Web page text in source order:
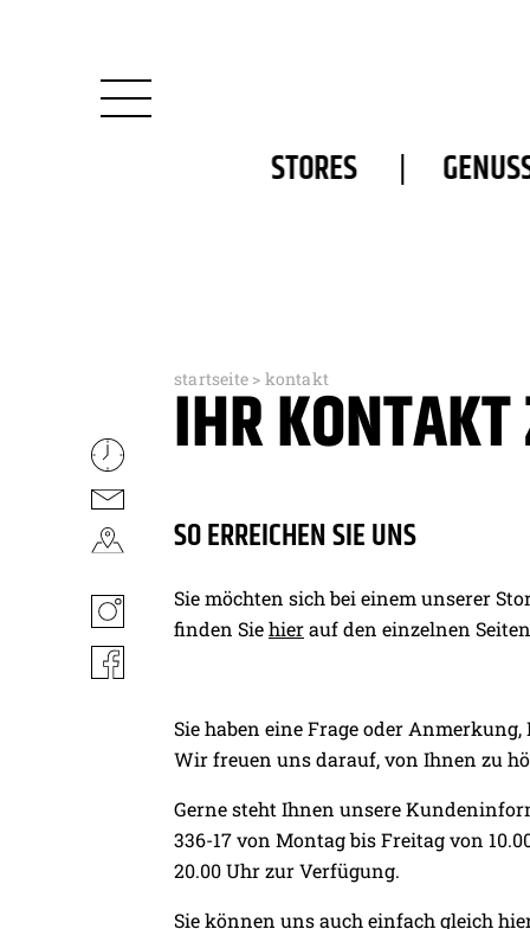
STORES
startseite > kontakt
IHR
SO ERREICHEN SIE UNS
Sie möchten sich bei einem unserer
finden Siehierauf den einzelnen
Sie haben eine Frage oder
Wir freuen uns darauf, von Ihnen zu
Gerne steht Ihnen unsere
336-17 von Montag bis Freitag von
20.00 Uhr zur Verfügung.
Sie können uns auch einfach gleich